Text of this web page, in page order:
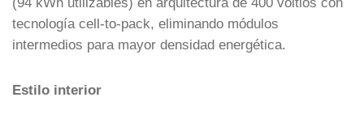
tecnología cell-to-pack, eliminando módulos
intermedios para mayor densidad energética.
Estilo interior